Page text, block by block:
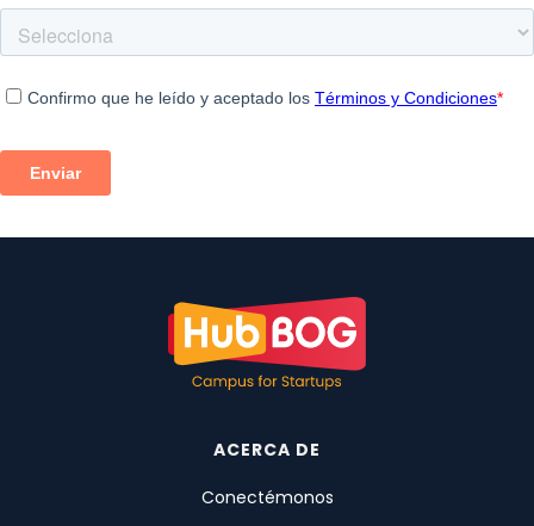
ACERCA DE
Conectémonos